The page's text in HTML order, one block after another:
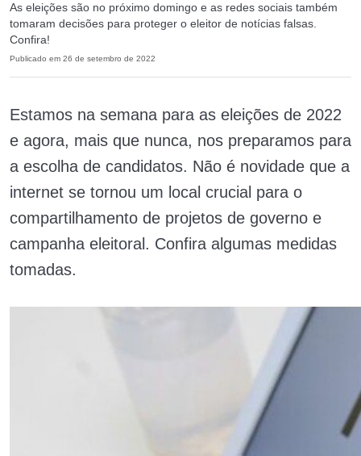
As eleições são no próximo domingo e as redes sociais também
tomaram decisões para proteger o eleitor de notícias falsas.
Confira!
Publicado em 26 de setembro de 2022
Estamos na semana para as eleições de 2022
e agora, mais que nunca, nos preparamos para
a escolha de candidatos. Não é novidade que a
internet se tornou um local crucial para o
compartilhamento de projetos de governo e
campanha eleitoral. Confira algumas medidas
tomadas.